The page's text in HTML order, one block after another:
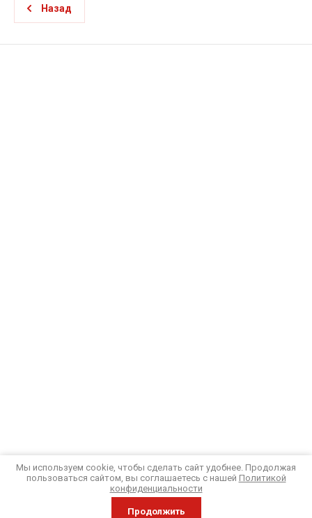
Назад
Мы используем cookie, чтобы сделать сайт удобнее. Продолжая
пользоваться сайтом, вы соглашаетесь с нашей Политикой
конфиденциальности
Продолжить